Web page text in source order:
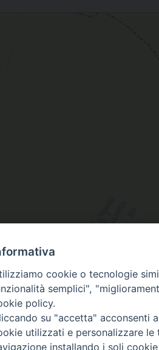
Riforano di Castelletto Stura
Castelletto Stura, Piemonte, Italia
cookie o tecnologie
semplici",
policy.
su "accetta" acconsenti
utilizzati e personalizzare
installando i soli